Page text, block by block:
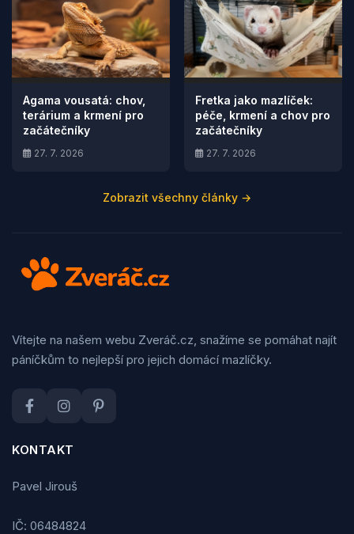
Agama vousatá: chov,
terárium a krmení pro
začátečníky
27. 7. 2026
Fretka jako mazlíček:
péče, krmení a chov pro
začátečníky
27. 7. 2026
Zobrazit všechny články →
Vítejte na našem webu Zveráč.cz, snažíme se pomáhat najít
páníčkům to nejlepší pro jejich domácí mazlíčky.
KONTAKT
Pavel Jirouš
IČ: 06484824